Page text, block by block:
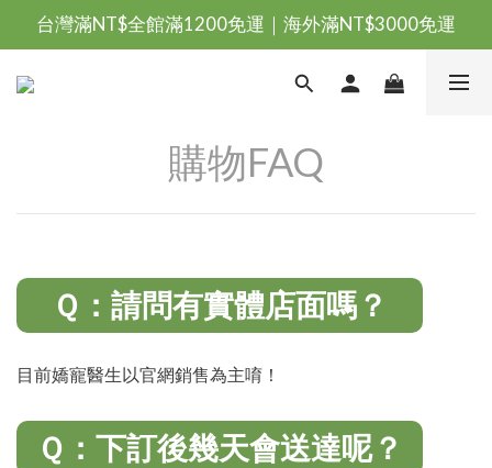
台灣滿NT$全館滿1200免運｜海外滿NT$3000免運
台灣滿NT$全館滿1200免運｜海外滿NT$3000免運
購物FAQ
Ｑ：請問有實體店面嗎？
目前嬌寵醫生以官網銷售為主唷！
Ｑ：下訂後幾天會送達呢？